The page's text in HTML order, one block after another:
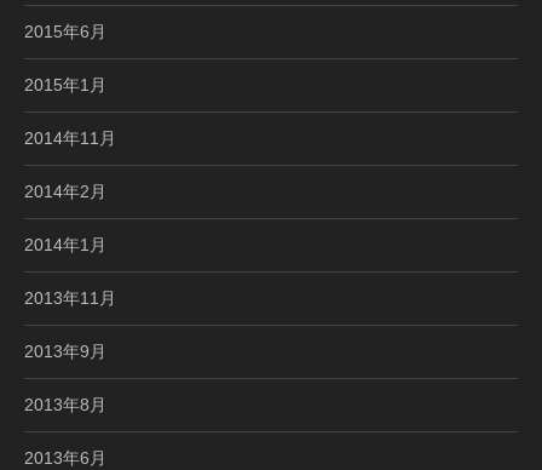
2015年6月
2015年1月
2014年11月
2014年2月
2014年1月
2013年11月
2013年9月
2013年8月
2013年6月